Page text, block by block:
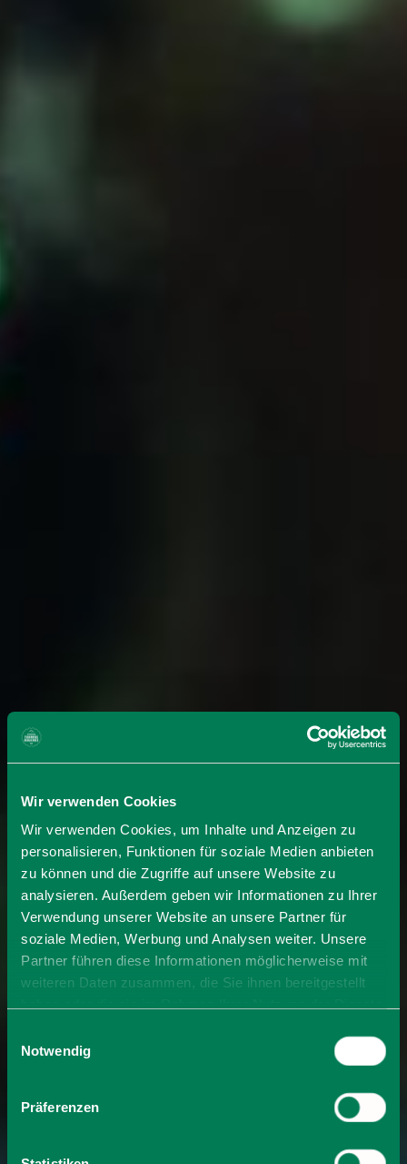
Wir verwenden Cookies
Wir verwenden Cookies, um Inhalte und Anzeigen zu
personalisieren, Funktionen für soziale Medien anbieten
zu können und die Zugriffe auf unsere Website zu
analysieren. Außerdem geben wir Informationen zu Ihrer
Verwendung unserer Website an unsere Partner für
soziale Medien, Werbung und Analysen weiter. Unsere
Partner führen diese Informationen möglicherweise mit
weiteren Daten zusammen, die Sie ihnen bereitgestellt
Cookies, wenn Sie unsere Webseite weiterhin nutzen.
Notwendig
Präferenzen